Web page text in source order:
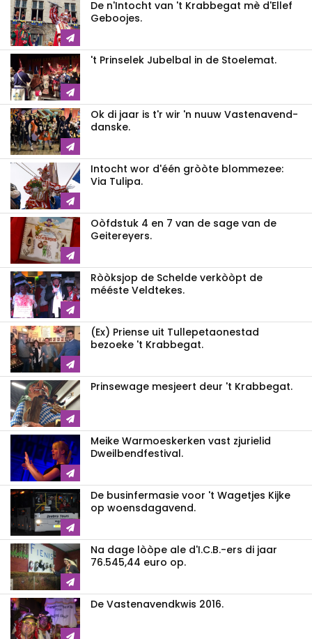
De n'Intocht van 't Krabbegat mè d'Ellef
Geboojes.
't Prinselek Jubelbal in de Stoelemat.
Ok di jaar is t'r wir 'n nuuw Vastenavend-
danske.
Intocht wor d'één gròòte blommezee:
Via Tulipa.
Oòfdstuk 4 en 7 van de sage van de
Geitereyers.
Ròòksjop de Schelde verkòòpt de
mééste Veldtekes.
(Ex) Priense uit Tullepetaonestad
bezoeke 't Krabbegat.
Prinsewage mesjeert deur 't Krabbegat.
Meike Warmoeskerken vast zjurielid
Dweilbendfestival.
De businfermasie voor 't Wagetjes Kijke
op woensdagavend.
Na dage lòòpe ale d'I.C.B.-ers di jaar
76.545,44 euro op.
De Vastenavendkwis 2016.